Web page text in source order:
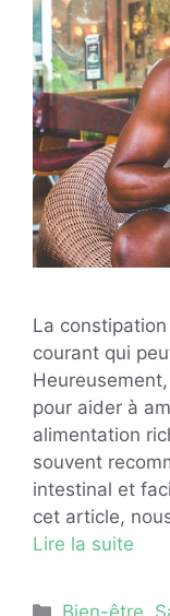
La
courant qui
pour aider à
alimentation
souvent
intestinal et
cet article,
Lire la suite
Catégories
Bien-être